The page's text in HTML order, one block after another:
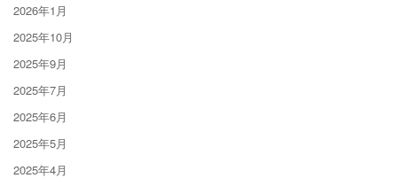
2026年1月
2025年10月
2025年9月
2025年7月
2025年6月
2025年5月
2025年4月